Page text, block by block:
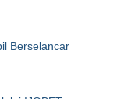
Berselancar